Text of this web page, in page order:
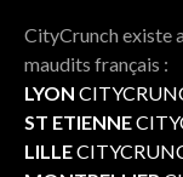
CityCrunch existe
maudits français :
LYON
ST ETIENNE
LILLE